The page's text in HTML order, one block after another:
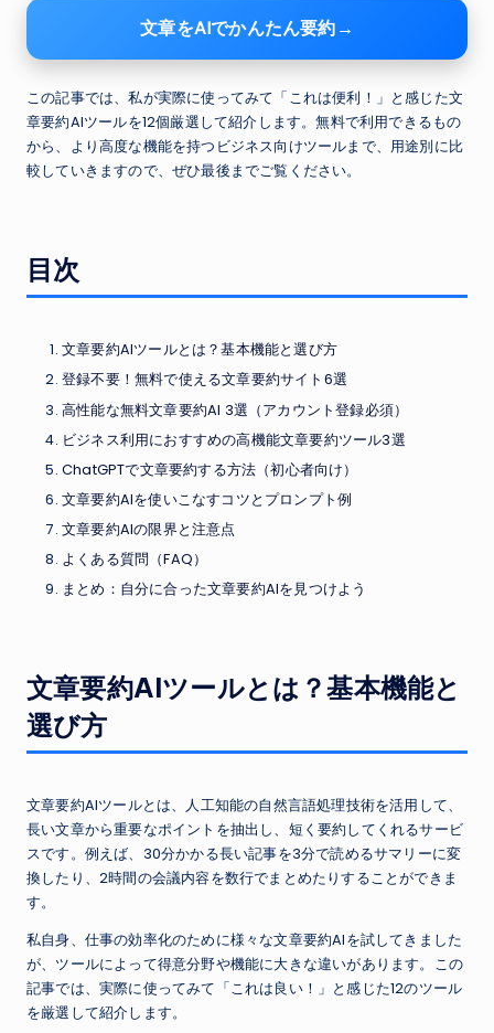
文章をAIでかんたん要約→
この記事では、私が実際に使ってみて「これは便利！」と感じた文
章要約AIツールを12個厳選して紹介します。無料で利用できるもの
から、より高度な機能を持つビジネス向けツールまで、用途別に比
較していきますので、ぜひ最後までご覧ください。
目次
文章要約AIツールとは？基本機能と選び方
登録不要！無料で使える文章要約サイト6選
高性能な無料文章要約AI 3選（アカウント登録必須）
ビジネス利用におすすめの高機能文章要約ツール3選
ChatGPTで文章要約する方法（初心者向け）
文章要約AIを使いこなすコツとプロンプト例
文章要約AIの限界と注意点
よくある質問（FAQ）
まとめ：自分に合った文章要約AIを見つけよう
文章要約AIツールとは？基本機能と
選び方
文章要約AIツールとは、人工知能の自然言語処理技術を活用して、
長い文章から重要なポイントを抽出し、短く要約してくれるサービ
スです。例えば、30分かかる長い記事を3分で読めるサマリーに変
換したり、2時間の会議内容を数行でまとめたりすることができま
す。
私自身、仕事の効率化のために様々な文章要約AIを試してきました
が、ツールによって得意分野や機能に大きな違いがあります。この
記事では、実際に使ってみて「これは良い！」と感じた12のツール
を厳選して紹介します。